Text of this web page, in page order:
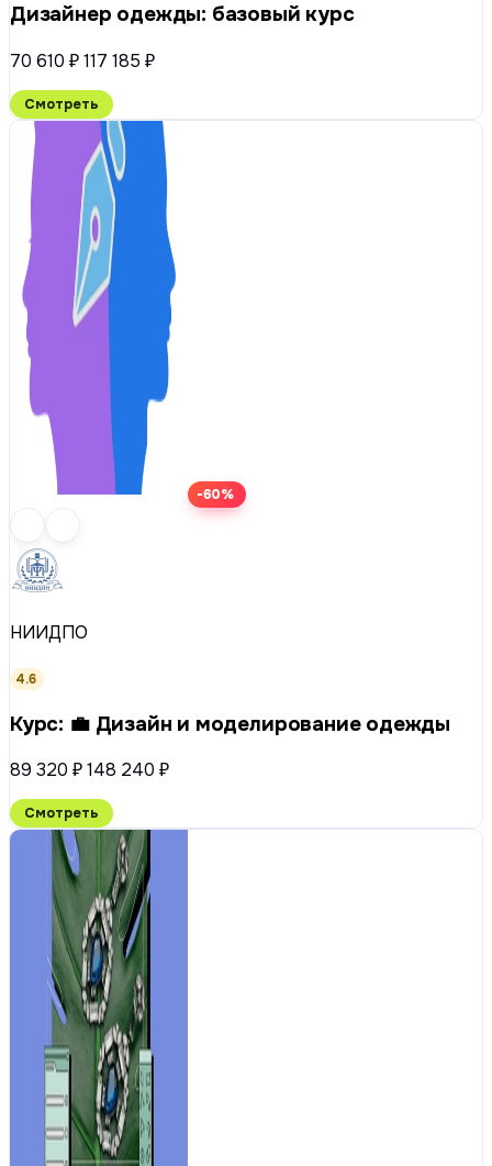
Дизайнер одежды: базовый курс
70 610 ₽117 185 ₽
Смотреть
-60%
НИИДПО
4.6
Курс: 💼 Дизайн и моделирование одежды
89 320 ₽148 240 ₽
Смотреть